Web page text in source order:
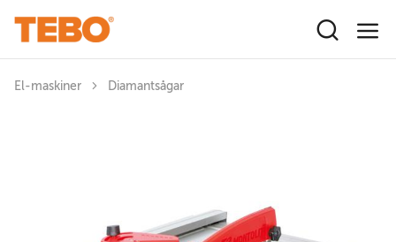
El-maskiner Diamantsågar